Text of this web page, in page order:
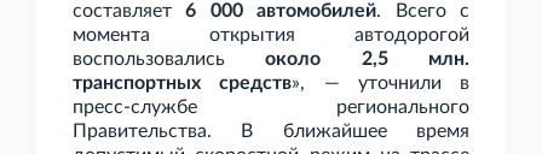
составляет6 000 автомобилей. Всего с
момента открытия автодорогой
воспользовалисьоколо 2,5
млн.
транспортных средств», — уточнили в
пресс-службе регионального
Правительства. В ближайшее время